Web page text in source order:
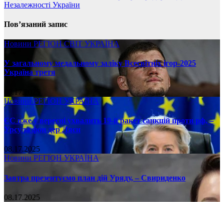
Незалежності України
Пов’язаний запис
Новини РЕГІОНСВІТ УКРАЇНА
У загальному медальному заліку Всесвітніх ігор-2025
Україна третя
08.17.2025
НовиниРЕГІОН УКРАЇНА
ЄС вже у вересні ухвалить 19-й ракет санкцій проти рф, –
Урсула фон дер Ляєн
08.17.2025
Новини РЕГІОН УКРАЇНА
Завтра презентуємо план дій Уряду, – Свириденко
08.17.2025